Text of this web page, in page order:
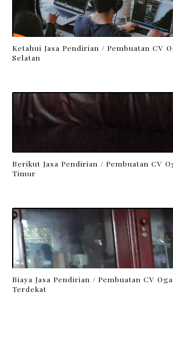
Ketahui Jasa Pendirian / Pembuatan CV
Selatan
Berikut Jasa Pendirian / Pembuatan CV
Timur
Biaya Jasa Pendirian / Pembuatan CV
Terdekat